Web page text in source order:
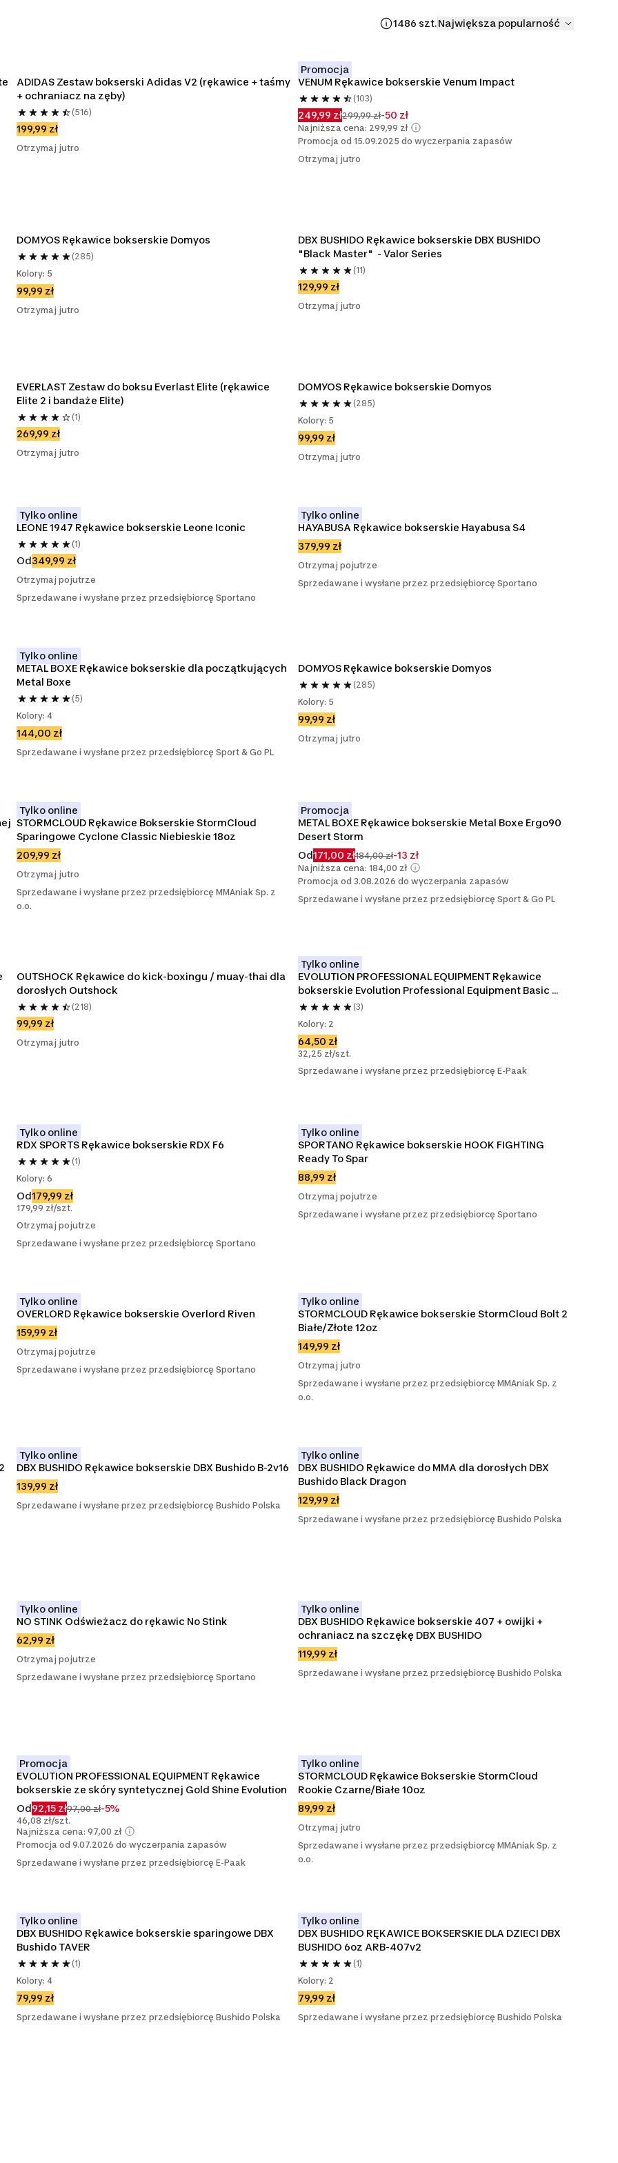
1486 szt.Największa popularność
ADIDAS Zestaw bokserski Adidas V2 (rękawice + taśmy
+ ochraniacz na zęby)
(516)
199,99 zł
Otrzymaj jutro
Promocja
VENUM Rękawice bokserskie Venum Impact
(103)
249,99 zł299,99 zł-50 zł
Najniższa cena: 299,99 zł
Promocja od 15.09.2025 do wyczerpania zapasów
Otrzymaj jutro
DOMYOS Rękawice bokserskie Domyos
(285)
Kolory: 5
99,99 zł
Otrzymaj jutro
DBX BUSHIDO Rękawice bokserskie DBX BUSHIDO
"Black Master"  - Valor Series
(11)
129,99 zł
Otrzymaj jutro
EVERLAST Zestaw do boksu Everlast Elite (rękawice
Elite 2 i bandaże Elite)
(1)
269,99 zł
Otrzymaj jutro
DOMYOS Rękawice bokserskie Domyos
(285)
Kolory: 5
99,99 zł
Otrzymaj jutro
Tylko online
LEONE 1947 Rękawice bokserskie Leone Iconic
(1)
Od349,99 zł
Otrzymaj pojutrze
Sprzedawane i wysłane przez przedsiębiorcę Sportano
Tylko online
HAYABUSA Rękawice bokserskie Hayabusa S4
379,99 zł
Otrzymaj pojutrze
Sprzedawane i wysłane przez przedsiębiorcę Sportano
Tylko online
METAL BOXE Rękawice bokserskie dla początkujących
Metal Boxe
(5)
Kolory: 4
144,00 zł
Sprzedawane i wysłane przez przedsiębiorcę Sport & Go PL
DOMYOS Rękawice bokserskie Domyos
(285)
Kolory: 5
99,99 zł
Otrzymaj jutro
Tylko online
STORMCLOUD Rękawice Bokserskie StormCloud
Sparingowe Cyclone Classic Niebieskie 18oz
209,99 zł
Otrzymaj jutro
Sprzedawane i wysłane przez przedsiębiorcę MMAniak Sp. z
o.o.
Promocja
METAL BOXE Rękawice bokserskie Metal Boxe Ergo90
Desert Storm
Od171,00 zł184,00 zł-13 zł
Najniższa cena: 184,00 zł
Promocja od 3.08.2026 do wyczerpania zapasów
Sprzedawane i wysłane przez przedsiębiorcę Sport & Go PL
OUTSHOCK Rękawice do kick-boxingu / muay-thai dla
dorosłych Outshock
(218)
99,99 zł
Otrzymaj jutro
Tylko online
EVOLUTION PROFESSIONAL EQUIPMENT Rękawice
bokserskie Evolution Professional Equipment Basic
Black
(3)
Kolory: 2
64,50 zł
32,25 zł/szt.
Sprzedawane i wysłane przez przedsiębiorcę E-Paak
Tylko online
RDX SPORTS Rękawice bokserskie RDX F6
(1)
Kolory: 6
Od179,99 zł
179,99 zł/szt.
Otrzymaj pojutrze
Sprzedawane i wysłane przez przedsiębiorcę Sportano
Tylko online
SPORTANO Rękawice bokserskie HOOK FIGHTING
Ready To Spar
88,99 zł
Otrzymaj pojutrze
Sprzedawane i wysłane przez przedsiębiorcę Sportano
Tylko online
OVERLORD Rękawice bokserskie Overlord Riven
159,99 zł
Otrzymaj pojutrze
Sprzedawane i wysłane przez przedsiębiorcę Sportano
Tylko online
STORMCLOUD Rękawice bokserskie StormCloud Bolt 2
Białe/Złote 12oz
149,99 zł
Otrzymaj jutro
Sprzedawane i wysłane przez przedsiębiorcę MMAniak Sp. z
o.o.
Tylko online
DBX BUSHIDO Rękawice bokserskie DBX Bushido B-2v16
139,99 zł
Sprzedawane i wysłane przez przedsiębiorcę Bushido Polska
Tylko online
DBX BUSHIDO Rękawice do MMA dla dorosłych DBX
Bushido Black Dragon
129,99 zł
Sprzedawane i wysłane przez przedsiębiorcę Bushido Polska
Tylko online
NO STINK Odświeżacz do rękawic No Stink
62,99 zł
Otrzymaj pojutrze
Sprzedawane i wysłane przez przedsiębiorcę Sportano
Tylko online
DBX BUSHIDO Rękawice bokserskie 407 + owijki +
ochraniacz na szczękę DBX BUSHIDO
119,99 zł
Sprzedawane i wysłane przez przedsiębiorcę Bushido Polska
Promocja
EVOLUTION PROFESSIONAL EQUIPMENT Rękawice
bokserskie ze skóry syntetycznej Gold Shine Evolution
Od92,15 zł97,00 zł-5%
46,08 zł/szt.
Najniższa cena: 97,00 zł
Promocja od 9.07.2026 do wyczerpania zapasów
Sprzedawane i wysłane przez przedsiębiorcę E-Paak
Tylko online
STORMCLOUD Rękawice Bokserskie StormCloud
Rookie Czarne/Białe 10oz
89,99 zł
Otrzymaj jutro
Sprzedawane i wysłane przez przedsiębiorcę MMAniak Sp. z
o.o.
Tylko online
DBX BUSHIDO Rękawice bokserskie sparingowe DBX
Bushido TAVER
(1)
Kolory: 4
79,99 zł
Sprzedawane i wysłane przez przedsiębiorcę Bushido Polska
Tylko online
DBX BUSHIDO RĘKAWICE BOKSERSKIE DLA DZIECI DBX
BUSHIDO 6oz ARB-407v2
(1)
Kolory: 2
79,99 zł
Sprzedawane i wysłane przez przedsiębiorcę Bushido Polska